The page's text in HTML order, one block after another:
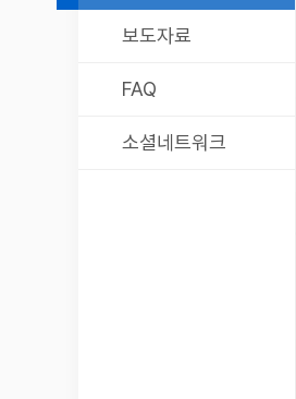
보도자료
FAQ
소셜네트워크